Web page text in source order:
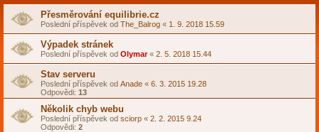
Přesměrování equilibrie.cz
Poslední příspěvek od The_Balrog « 1. 9. 2018 15.59
Výpadek stránek
Poslední příspěvek od Olymar« 2. 5. 2018 15.44
Stav serveru
Poslední příspěvek od Anade « 6. 3. 2015 19.28
Odpovědi: 13
Několik chyb webu
Poslední příspěvek od sciorp « 2. 2. 2015 9.24
Odpovědi: 2